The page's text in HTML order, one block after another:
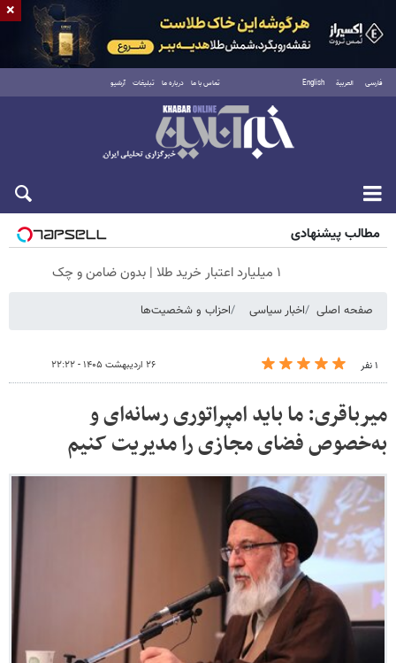
فارسی العربية English تماس با ما درباره ما تبلیغات آرشیو
پنجشنبه ۱۵ مرداد ۱۴۰۵
مطالب پیشنهادی
۱ میلیارد اعتبار خرید طلا | بدون ضامن و چک
صفحه اصلی اخبار سیاسی احزاب و شخصیت‌ها
۱ نفر ۲۶ اردیبهشت ۱۴۰۵ - ۲۲:۲۲
میرباقری: ما باید امپراتوری رسانه‌ای و
به‌خصوص فضای مجازی را مدیریت کنیم
×